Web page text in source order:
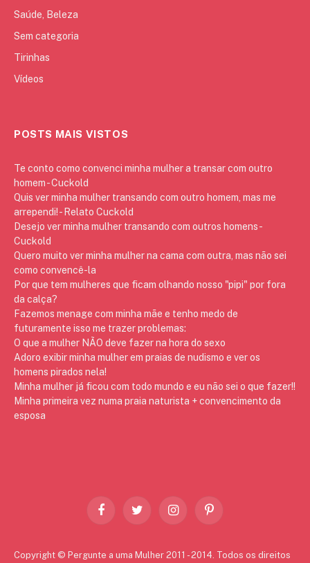
Saúde, Beleza
Sem categoria
Tirinhas
Vídeos
POSTS MAIS VISTOS
Te conto como convenci minha mulher a transar com outro
homem - Cuckold
Quis ver minha mulher transando com outro homem, mas me
arrependi! - Relato Cuckold
Desejo ver minha mulher transando com outros homens -
Cuckold
Quero muito ver minha mulher na cama com outra, mas não sei
como convencê-la
Por que tem mulheres que ficam olhando nosso "pipi" por fora
da calça?
Fazemos menage com minha mãe e tenho medo de
futuramente isso me trazer problemas:
O que a mulher NÃO deve fazer na hora do sexo
Adoro exibir minha mulher em praias de nudismo e ver os
homens pirados nela!
Minha mulher já ficou com todo mundo e eu não sei o que fazer!!
Minha primeira vez numa praia naturista + convencimento da
esposa
FacebookTwitter InstagramPinterest
Copyright © Pergunte a uma Mulher 2011 - 2014. Todos os direitos